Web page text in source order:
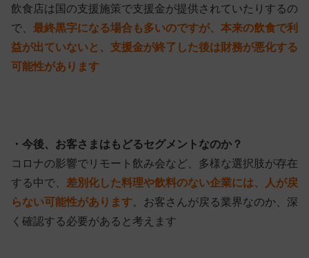
飲食店は国の支援施策で支援金が提供されていたりするの
で、 最終黒字になる場合も多いのですが、本来の飲食で利
益が出ていないと、支援金が終了した後は財務が悪化する
可能性があります
・今後、お客さまはもどるセグメントなのか？
コロナの影響でリモート飲み会など、多様な選択肢が存在
する中で、 差別化した料理や飲料のない企業には、人が戻
らない可能性があります。お客さんが戻る業界なのか、深
く確認する必要があると考えます